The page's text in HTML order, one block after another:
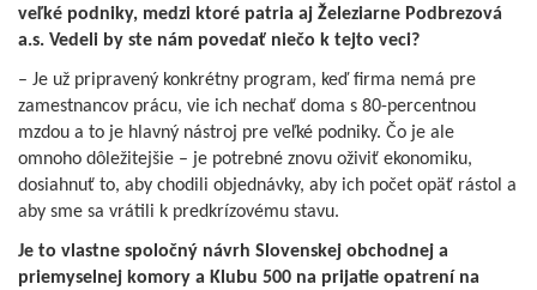
veľké podniky, medzi ktoré patria aj Železiarne Podbrezová
a.s. Vedeli by ste nám povedať niečo k tejto veci?
– Je už pripravený konkrétny program, keď firma nemá pre
zamestnancov prácu, vie ich nechať doma s 80-percentnou
mzdou a to je hlavný nástroj pre veľké podniky. Čo je ale
omnoho dôležitejšie – je potrebné znovu oživiť ekonomiku,
dosiahnuť to, aby chodili objednávky, aby ich počet opäť rástol a
aby sme sa vrátili k predkrízovému stavu.
Je to vlastne spoločný návrh Slovenskej obchodnej a
priemyselnej komory a Klubu 500 na prijatie opatrení na